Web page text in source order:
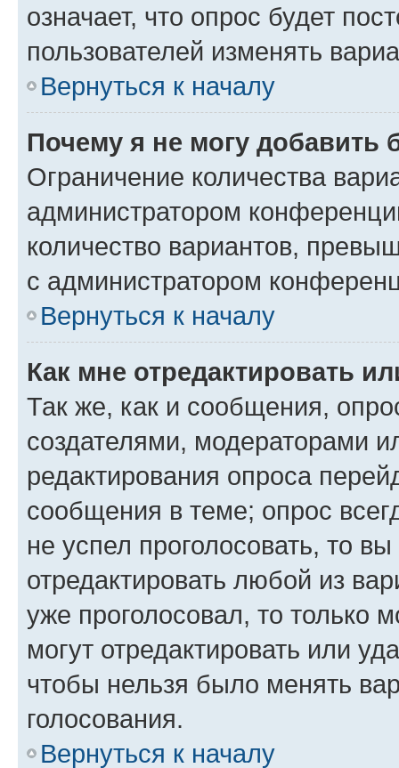
означает, что опрос будет
пользователей изменять
Вернуться к началу
Почему я не могу добавить
Ограничение количества
администратором
количество вариантов,
с администратором
Вернуться к началу
Как мне отредактировать
Так же, как и сообщения,
создателями, модераторами
редактирования опроса
сообщения в теме; опрос
не успел проголосовать, то
отредактировать любой из
уже проголосовал, то только
могут отредактировать или
чтобы нельзя было менять
голосования.
Вернуться к началу